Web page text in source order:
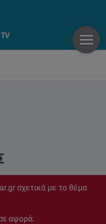
σχετικά με το θέμα
αφορά.